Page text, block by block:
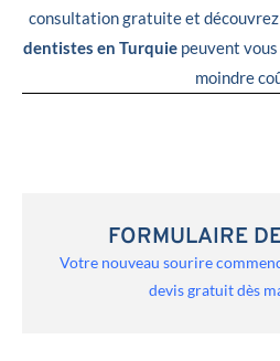
consultation gratuite et découvrez
dentistes en Turquie peuvent
moindre
FORMULAIRE
Votre nouveau sourire
devis gratuit dès